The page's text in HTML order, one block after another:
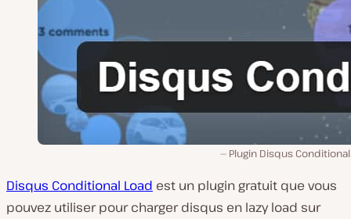
Plugin Disqus
Disqus Conditional Load est un plugin gratuit que vous
pouvez utiliser pour charger disqus en lazy load sur